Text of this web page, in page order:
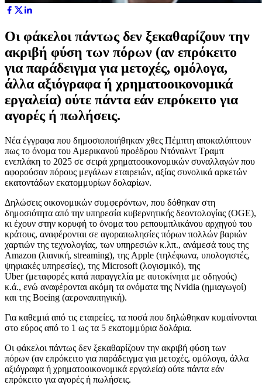
Οι φάκελοι πάντως δεν ξεκαθαρίζουν την
ακριβή φύση των πόρων (αν επρόκειτο
για παράδειγμα για μετοχές, ομόλογα,
άλλα αξιόγραφα ή χρηματοοικονομικά
εργαλεία) ούτε πάντα εάν επρόκειτο για
αγορές ή πωλήσεις.
Νέα έγγραφα που δημοσιοποιήθηκαν χθες Πέμπτη αποκαλύπτουν
πως το όνομα του Αμερικανού προέδρου Ντόναλντ Τραμπ
ενεπλάκη το 2025 σε σειρά χρηματοοικονομικών συναλλαγών που
αφορούσαν πόρους μεγάλων εταιρειών, αξίας συνολικά αρκετών
εκατοντάδων εκατομμυρίων δολαρίων.
Δηλώσεις οικονομικών συμφερόντων, που δόθηκαν στη
δημοσιότητα από την υπηρεσία κυβερνητικής δεοντολογίας (OGE),
κι έχουν στην κορυφή το όνομα του ρεπουμπλικάνου αρχηγού του
κράτους, αναφέρονται σε αγοραπωλησίες πόρων πολλών βαριών
χαρτιών της τεχνολογίας, των υπηρεσιών κ.λπ., ανάμεσά τους της
Amazon (λιανική, streaming), της Apple (τηλέφωνα, υπολογιστές,
ψηφιακές υπηρεσίες), της Microsoft (λογισμικό), της
Uber (μεταφορές κατά παραγγελία με αυτοκίνητα με οδηγούς)
κ.ά., ενώ αναφέρονται ακόμη τα ονόματα της Nvidia (ημιαγωγοί)
και της Boeing (αεροναυπηγική).
Για καθεμιά από τις εταιρείες, τα ποσά που δηλώθηκαν κυμαίνονται
στο εύρος από το 1 ως τα 5 εκατομμύρια δολάρια.
Οι φάκελοι πάντως δεν ξεκαθαρίζουν την ακριβή φύση των
πόρων (αν επρόκειτο για παράδειγμα για μετοχές, ομόλογα, άλλα
αξιόγραφα ή χρηματοοικονομικά εργαλεία) ούτε πάντα εάν
επρόκειτο για αγορές ή πωλήσεις.